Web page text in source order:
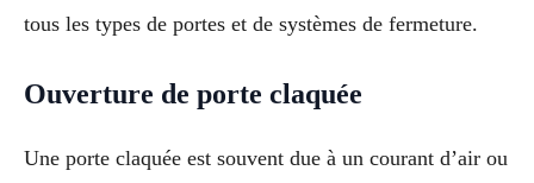
tous les types de portes et de systèmes de fermeture.
Ouverture de porte claquée
Une porte claquée est souvent due à un courant d’air ou